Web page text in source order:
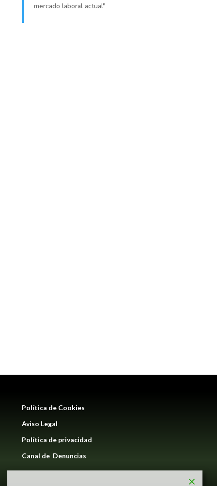
mercado laboral actual".
Política de Cookies
Aviso Legal
Política de privacidad
Canal de Denuncias